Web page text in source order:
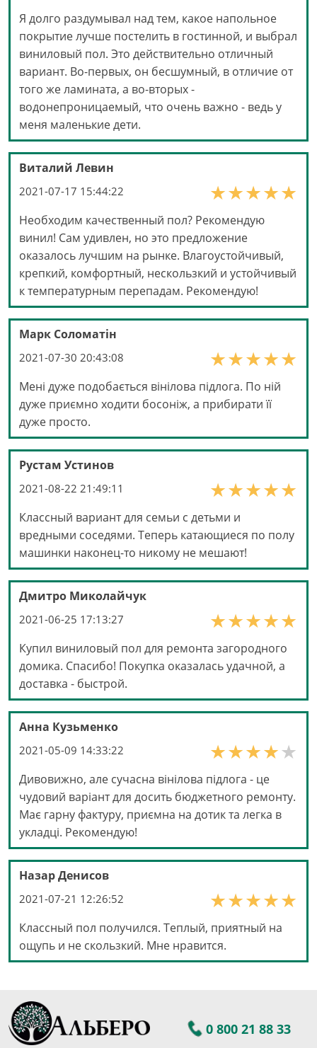
Я долго раздумывал над тем, какое напольное
покрытие лучше постелить в гостинной, и выбрал
виниловый пол. Это действительно отличный
вариант. Во-первых, он бесшумный, в отличие от
того же ламината, а во-вторых -
водонепроницаемый, что очень важно - ведь у
меня маленькие дети.
Виталий Левин
2021-07-17 15:44:22
Необходим качественный пол? Рекомендую
винил! Сам удивлен, но это предложение
оказалось лучшим на рынке. Влагоустойчивый,
крепкий, комфортный, нескользкий и устойчивый
к температурным перепадам. Рекомендую!
Марк Соломатін
2021-07-30 20:43:08
Мені дуже подобається вінілова підлога. По ній
дуже приємно ходити босоніж, а прибирати її
дуже просто.
Рустам Устинов
2021-08-22 21:49:11
Классный вариант для семьи с детьми и
вредными соседями. Теперь катающиеся по полу
машинки наконец-то никому не мешают!
Дмитро Миколайчук
2021-06-25 17:13:27
Купил виниловый пол для ремонта загородного
домика. Спасибо! Покупка оказалась удачной, а
доставка - быстрой.
Анна Кузьменко
2021-05-09 14:33:22
Дивовижно, але сучасна вінілова підлога - це
чудовий варіант для досить бюджетного ремонту.
Має гарну фактуру, приємна на дотик та легка в
укладці. Рекомендую!
Назар Денисов
2021-07-21 12:26:52
Классный пол получился. Теплый, приятный на
ощупь и не скользкий. Мне нравится.
0 800 21 88 33